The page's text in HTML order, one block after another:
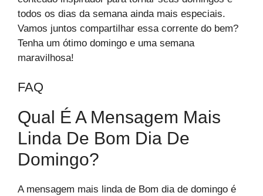
todos os dias da semana ainda mais especiais.
Vamos juntos compartilhar essa corrente do bem?
Tenha um ótimo domingo e uma semana
maravilhosa!
FAQ
Qual É A Mensagem Mais
Linda De Bom Dia De
Domingo?
A mensagem mais linda de Bom dia de domingo é